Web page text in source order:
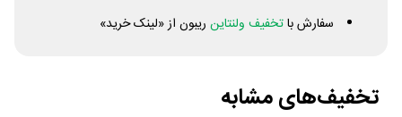
سفارش باتخفیف ولنتاین ریبون از «لینک خرید»
تخفیف‌های مشابه